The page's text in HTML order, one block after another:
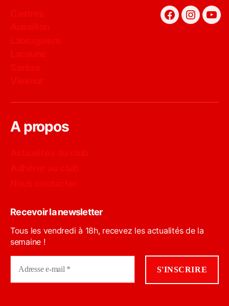
Facebook
A propos
Recevoir la newsletter
Tous les vendredi à 18h, recevez les actualités de la
semaine !